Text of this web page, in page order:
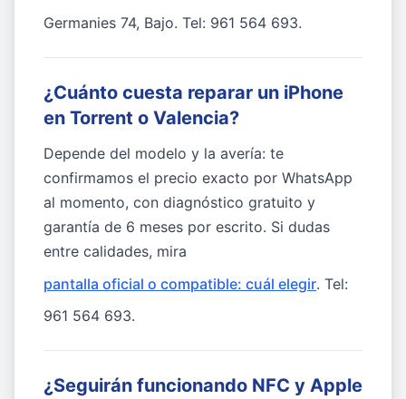
Germanies 74, Bajo. Tel: 961 564 693.
¿Cuánto cuesta reparar un iPhone
en Torrent o Valencia?
Depende del modelo y la avería: te
confirmamos el precio exacto por WhatsApp
al momento, con diagnóstico gratuito y
garantía de 6 meses por escrito. Si dudas
entre calidades, mira
pantalla oficial o compatible: cuál elegir. Tel:
961 564 693.
¿Seguirán funcionando NFC y Apple